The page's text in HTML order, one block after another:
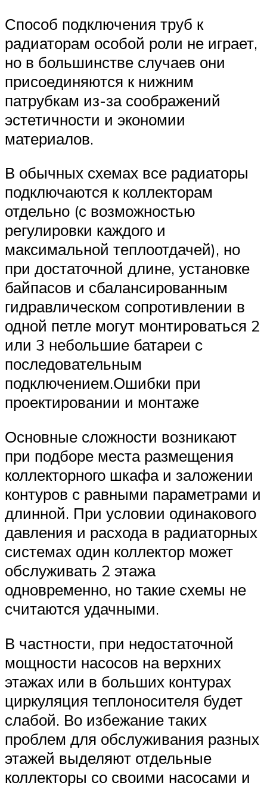
Способ подключения труб к
радиаторам особой роли не играет,
но в большинстве случаев они
присоединяются к нижним
патрубкам из-за соображений
эстетичности и экономии
материалов.
В обычных схемах все радиаторы
подключаются к коллекторам
отдельно (с возможностью
регулировки каждого и
максимальной теплоотдачей), но
при достаточной длине, установке
байпасов и сбалансированным
гидравлическом сопротивлении в
одной петле могут монтироваться 2
или 3 небольшие батареи с
последовательным
подключением.Ошибки при
проектировании и монтаже
Основные сложности возникают
при подборе места размещения
коллекторного шкафа и заложении
контуров с равными параметрами и
длинной. При условии одинакового
давления и расхода в радиаторных
системах один коллектор может
обслуживать 2 этажа
одновременно, но такие схемы не
считаются удачными.
В частности, при недостаточной
мощности насосов на верхних
этажах или в больших контурах
циркуляция теплоносителя будет
слабой. Во избежание таких
проблем для обслуживания разных
этажей выделяют отдельные
коллекторы со своими насосами и